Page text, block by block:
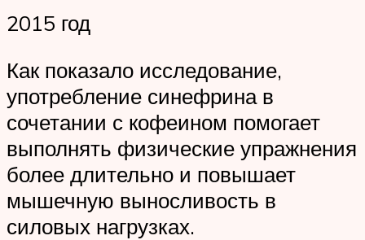
2015 год
Как показало исследование,
употребление синефрина в
сочетании с кофеином помогает
выполнять физические упражнения
более длительно и повышает
мышечную выносливость в
силовых нагрузках.